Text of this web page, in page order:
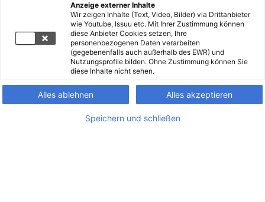
Anzeige externer Inhalte
Wir zeigen Inhalte (Text, Video, Bilder) via Drittanbieter
wie Youtube, Issuu etc. Mit Ihrer Zustimmung können
diese Anbieter Cookies setzen, Ihre
personenbezogenen Daten verarbeiten
(gegebenenfalls auch außerhalb des EWR) und
Nutzungsprofile bilden. Ohne Zustimmung können Sie
diese Inhalte nicht sehen.
Alles ablehnen Alles akzeptieren
Speichern und schließen